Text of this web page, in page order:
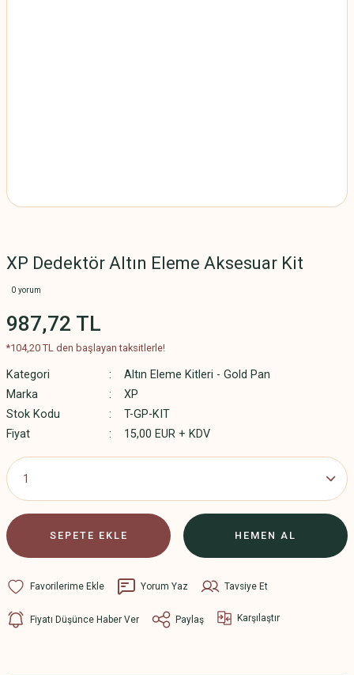
XP Dedektör Altın Eleme Aksesuar Kit
0 yorum
987,72 TL
*104,20 TL den başlayan taksitlerle!
Kategori
Altın Eleme Kitleri - Gold Pan
Marka
XP
Stok Kodu
T-GP-KIT
Fiyat
15,00 EUR + KDV
SEPETE EKLE HEMEN AL
Yorum Yaz Tavsiye Et
Fiyatı Düşünce Haber Ver Paylaş Karşılaştır